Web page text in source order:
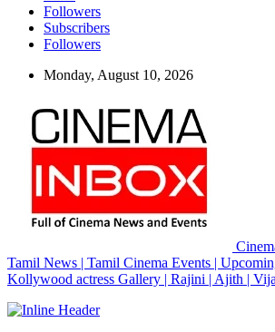
Followers
Subscribers
Followers
Monday, August 10, 2026
Tamil News | Tamil Cinema Events |
Kollywood actress Gallery | Rajini | Ajith |